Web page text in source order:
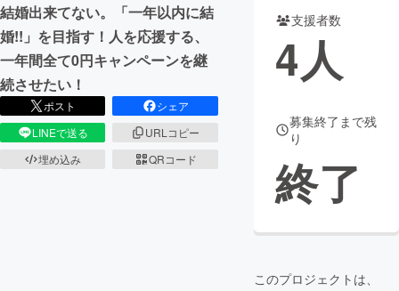
CAMPFIREふるさと納税machi-ya コミュニティ
結婚出来てない。「一年以内に結
婚!!」を目指す！人を応援する、
一年間全て0円キャンペーンを継
続させたい！
ポスト
シェア
LINEで送る
URLコピー
埋め込み
QRコード
支援者数
4人
募集終了まで残
り
終了
このプロジェクトは、